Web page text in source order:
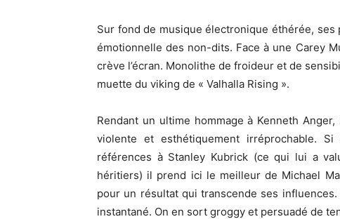
Sur fond de musique électronique éthérée,
émotionnelle des non-dits. Face à une Carey
crève l’écran. Monolithe de froideur et de
muette du viking de « Valhalla Rising ».
Rendant un ultime hommage à Kenneth
violente et esthétiquement irréprochable.
références à Stanley Kubrick (ce qui lui a
héritiers) il prend ici le meilleur de Michael
pour un résultat qui transcende ses
instantané. On en sort groggy et persuadé de